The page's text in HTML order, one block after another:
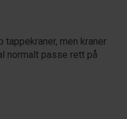
men kraner
normalt passe rett på